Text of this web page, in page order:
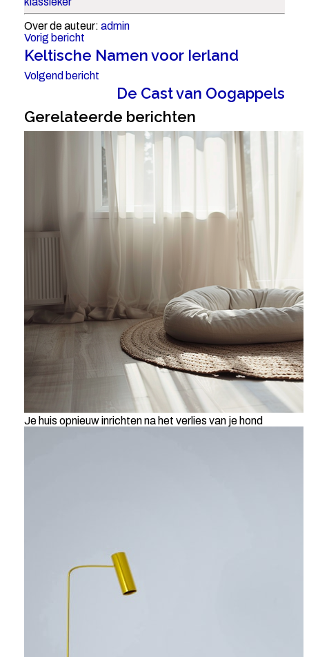
Over de auteur: admin
Vorig bericht
Keltische Namen voor Ierland
Volgend bericht
De Cast van Oogappels
Gerelateerde berichten
Je huis opnieuw inrichten na het verlies van je hond